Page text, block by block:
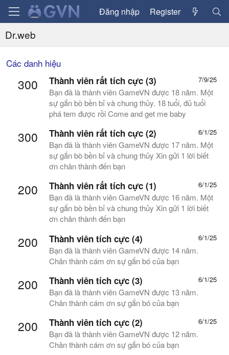
Đăng nhập Register
Dr.web
Các danh hiệu
300 7/9/25
Thành viên rất tích cực (3)
Bạn đã là thành viên GameVN được 18 năm. Một
sự gắn bò bền bỉ và chung thủy. 18 tuổi, đủ tuổi
phá tem được rồi Come and get me baby
300 6/1/25
Thành viên rất tích cực (2)
Bạn đã là thành viên GameVN được 17 năm. Một
sự gắn bò bền bỉ và chung thủy Xin gửi 1 lời biết
ơn chân thành đến bạn
200 6/1/25
Thành viên rất tích cực (1)
Bạn đã là thành viên GameVN được 16 năm. Một
sự gắn bò bền bỉ và chung thủy Xin gửi 1 lời biết
ơn chân thành đến bạn
200 6/1/25
Thành viên tích cực (4)
Bạn đã là thành viên GameVN được 14 năm.
Chân thành cám ơn sự gắn bó của bạn
200 6/1/25
Thành viên tích cực (3)
Bạn đã là thành viên GameVN được 13 năm.
Chân thành cám ơn sự gắn bó của bạn
200 6/1/25
Thành viên tích cực (2)
Bạn đã là thành viên GameVN được 12 năm.
Chân thành cám ơn sự gắn bó của bạn